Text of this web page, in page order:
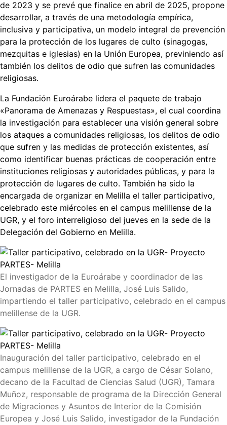
de 2023 y se prevé que finalice en abril de 2025, propone
desarrollar, a través de una metodología empírica,
inclusiva y participativa, un modelo integral de prevención
para la protección de los lugares de culto (sinagogas,
mezquitas e iglesias) en la Unión Europea, previniendo así
también los delitos de odio que sufren las comunidades
religiosas.
La Fundación Euroárabe lidera el paquete de trabajo
«Panorama de Amenazas y Respuestas», el cual coordina
la investigación para establecer una visión general sobre
los ataques a comunidades religiosas, los delitos de odio
que sufren y las medidas de protección existentes, así
como identificar buenas prácticas de cooperación entre
instituciones religiosas y autoridades públicas, y para la
protección de lugares de culto. También ha sido la
encargada de organizar en Melilla el taller participativo,
celebrado este miércoles en el campus melillense de la
UGR, y el foro interreligioso del jueves en la sede de la
Delegación del Gobierno en Melilla.
El investigador de la Euroárabe y coordinador de las
Jornadas de PARTES en Melilla, José Luis Salido,
impartiendo el taller participativo, celebrado en el campus
melillense de la UGR.
Inauguración del taller participativo, celebrado en el
campus melillense de la UGR, a cargo de César Solano,
decano de la Facultad de Ciencias Salud (UGR), Tamara
Muñoz, responsable de programa de la Dirección General
de Migraciones y Asuntos de Interior de la Comisión
Europea y José Luis Salido, investigador de la Fundación